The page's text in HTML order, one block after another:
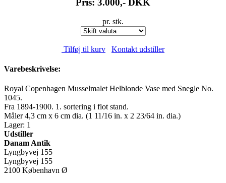
pr. stk.
Tilføj til kurv Kontakt udstiller
Varebeskrivelse:
Royal Copenhagen Musselmalet Helblonde Vase med Snegle No.
1045.
Fra 1894-1900. 1. sortering i flot stand.
Måler 4,3 cm x 6 cm dia. (1 11/16 in. x 2 23/64 in. dia.)
Lager: 1
Udstiller
Danam Antik
Lyngbyvej 155
Lyngbyvej 155
2100 København Ø